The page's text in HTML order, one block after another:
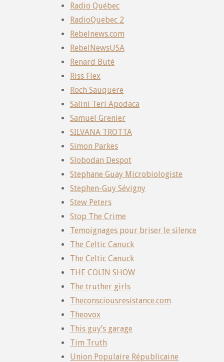
Radio Québec
RadioQuebec 2
Rebelnews.com
RebelNewsUSA
Renard Buté
Riss Flex
Roch Saüquere
Salini Teri Apodaca
Samuel Grenier
SILVANA TROTTA
Simon Parkes
Slobodan Despot
Stephane Guay Microbiologiste
Stephen-Guy Sévigny
Stew Peters
Stop The Crime
Temoignages pour briser le silence
The Celtic Canuck
The Celtic Canuck
THE COLIN SHOW
The truther girls
Theconsciousresistance.com
Theovox
This guy’s garage
Tim Truth
Union Populaire Républicaine